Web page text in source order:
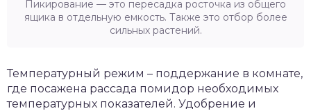
Пикирование — это пересадка росточка из общего
ящика в отдельную емкость. Также это отбор более
сильных растений.
Температурный режим – поддержание в комнате,
где посажена рассада помидор необходимых
температурных показателей. Удобрение и